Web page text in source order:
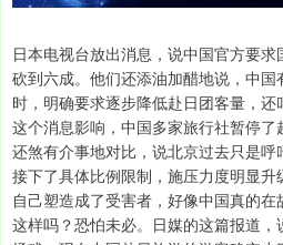
日本电视台放出消息，说中国官方要
砍到六成。他们还添油加醋地说，中
时，明确要求逐步降低赴日团客量，还
这个消息影响，中国多家旅行社暂停
还煞有介事地对比，说北京过去只是
接下了具体比例限制，施压力度明显
自己塑造成了受害者，好像中国真的
这样吗？恐怕未必。日媒的这篇报道